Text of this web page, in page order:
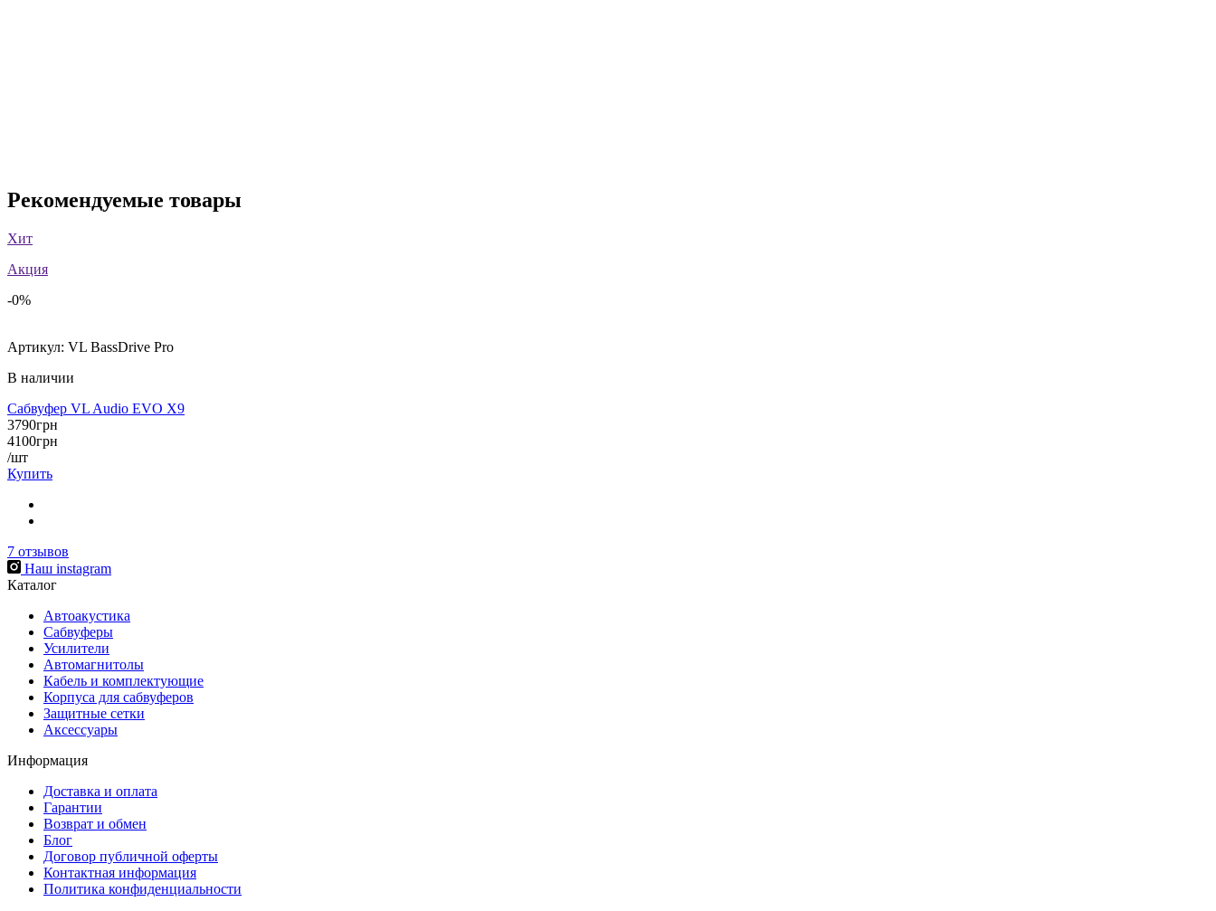
Рекомендуемые товары
Хит
Акция
-0%
Артикул: VL BassDrive Pro
В наличии
Сабвуфер VL Audio EVO X9
3790грн
4100грн
/шт
Купить
7 отзывов
Наш instagram
Каталог
Автоакустика
Сабвуферы
Усилители
Автомагнитолы
Кабель и комплектующие
Корпуса для сабвуферов
Защитные сетки
Аксессуары
Информация
Доставка и оплата
Гарантии
Возврат и обмен
Блог
Договор публичной оферты
Контактная информация
Политика конфиденциальности